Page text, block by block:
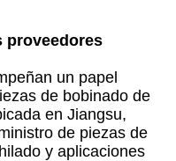
proveedores
un papel
de bobinado de
en Jiangsu,
de piezas de
y aplicaciones